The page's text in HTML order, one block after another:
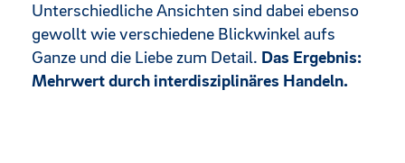
Unterschiedliche Ansichten sind dabei ebenso
gewollt wie verschiedene Blickwinkel aufs
Ganze und die Liebe zum Detail. Das Ergebnis:
Mehrwert durch interdisziplinäres Handeln.